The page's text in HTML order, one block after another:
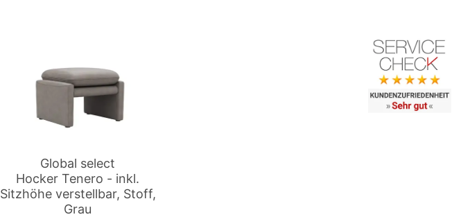
Global select
Hocker Tenero - inkl.
Sitzhöhe verstellbar, Stoff,
Grau